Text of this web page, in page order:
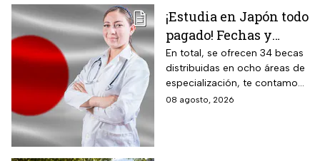
¡Estudia en Japón todo
pagado! Fechas y
requisitos de la
convocatoria para
becas de estancias en
2026
En total, se ofrecen 34 becas
distribuidas en ocho áreas de
especialización, te contamos
todos los detalles.
08 agosto, 2026